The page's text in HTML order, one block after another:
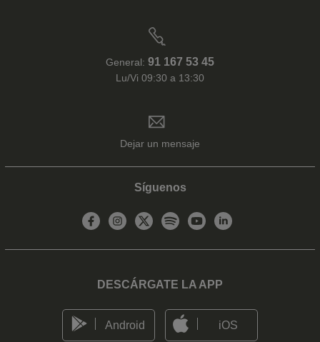
General: 91 167 53 45
Lu/Vi 09:30 a 13:30
Dejar un mensaje
Síguenos
DESCÁRGATE LA APP
Android iOS